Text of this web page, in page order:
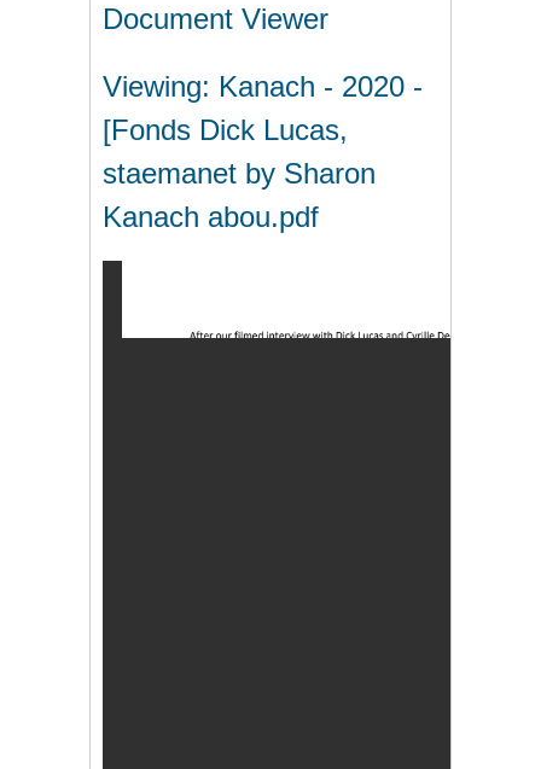
Document Viewer
Viewing: Kanach - 2020 -
[Fonds Dick Lucas,
staemanet by Sharon
Kanach abou.pdf